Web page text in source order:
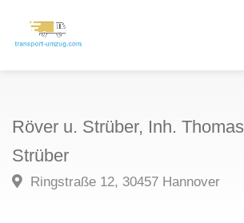
Röver u. Strüber, Inh. Thomas
Strüber
Ringstraße 12, 30457 Hannover